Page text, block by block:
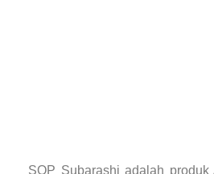
SOP Subarashi adalah